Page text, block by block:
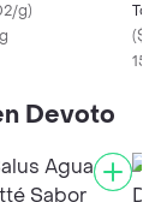
g)
a
(
Devoto